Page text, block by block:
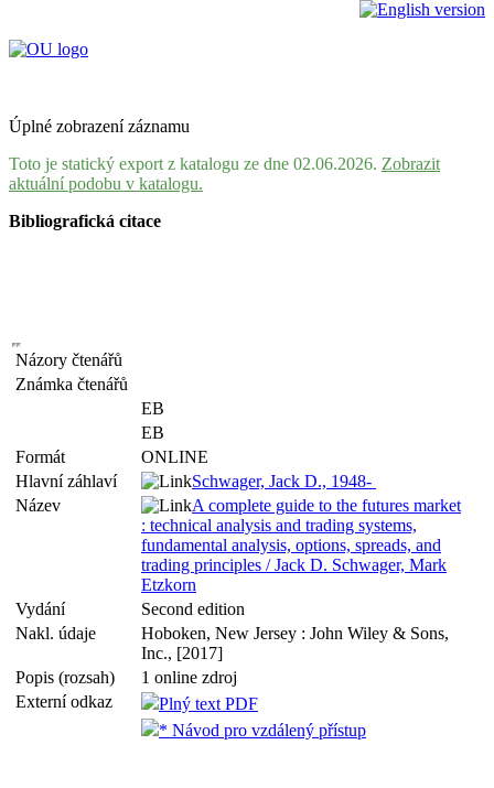
Úplné zobrazení záznamu
Toto je statický export z katalogu ze dne 02.06.2026. Zobrazit
aktuální podobu v katalogu.
Bibliografická citace
Názory čtenářů
Známka čtenářů
EB
EB
Formát
ONLINE
Hlavní záhlaví
Schwager, Jack D., 1948-
Název
A complete guide to the futures market
: technical analysis and trading systems,
fundamental analysis, options, spreads, and
trading principles / Jack D. Schwager, Mark
Etzkorn
Vydání
Second edition
Nakl. údaje
Hoboken, New Jersey : John Wiley & Sons,
Inc., [2017]
Popis (rozsah)
1 online zdroj
Externí odkaz
Plný text PDF
* Návod pro vzdálený přístup